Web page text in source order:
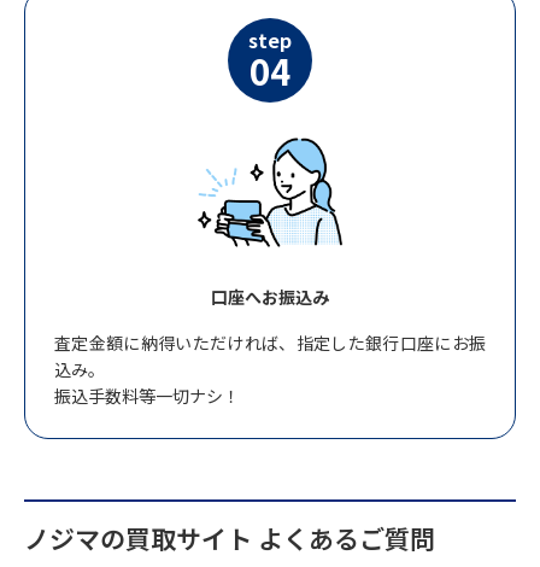
step
04
口座へお振込み
査定金額に納得いただければ、指定した銀行口座にお振
込み。
振込手数料等一切ナシ！
ノジマの買取サイト よくあるご質問